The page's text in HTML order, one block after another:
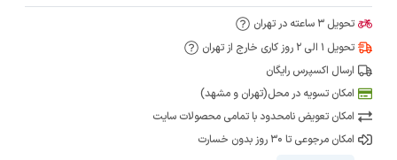
تحویل 3 ساعته در تهران
تحویل 1 الی 2 روز کاری خارج از تهران
ارسال اکسپرس رایگان
امکان تسویه در محل(تهران و مشهد)
امکان تعویض نامحدود با تمامی محصولات سایت
امکان مرجوعی تا 30 روز بدون خسارت